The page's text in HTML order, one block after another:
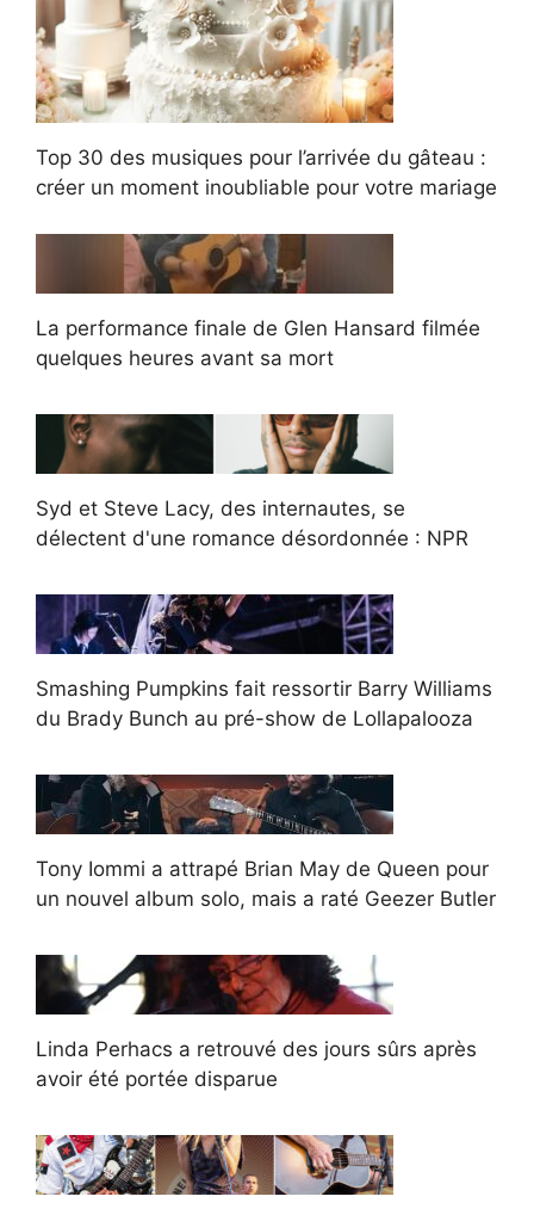
Top 30 des musiques pour l’arrivée du gâteau :
créer un moment inoubliable pour votre mariage
La performance finale de Glen Hansard filmée
quelques heures avant sa mort
Syd et Steve Lacy, des internautes, se
délectent d'une romance désordonnée : NPR
Smashing Pumpkins fait ressortir Barry Williams
du Brady Bunch au pré-show de Lollapalooza
Tony Iommi a attrapé Brian May de Queen pour
un nouvel album solo, mais a raté Geezer Butler
Linda Perhacs a retrouvé des jours sûrs après
avoir été portée disparue